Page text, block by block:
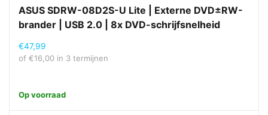
ASUS SDRW-08D2S-U Lite | Externe DVD±RW-
brander | USB 2.0 | 8x DVD-schrijfsnelheid
€47,99
of €16,00 in 3 termijnen
Op voorraad